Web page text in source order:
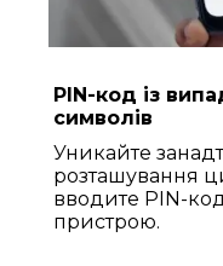
PIN-код із
символів
Уникайте
розташування
вводите PIN-
пристрою.